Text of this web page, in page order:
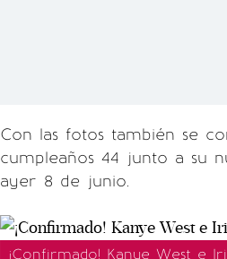
Con las fotos también se
cumpleaños 44 junto a su
ayer 8 de junio.
¡Confirmado! Kanye West e